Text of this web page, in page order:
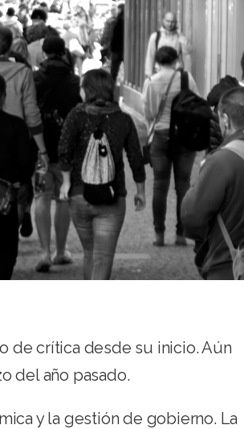
de crítica desde su inicio. Aún
del año pasado.
y la gestión de gobierno. La